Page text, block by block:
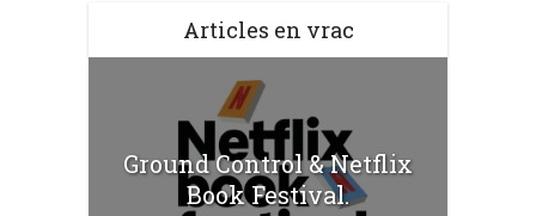
Articles en vrac
Ground Control & Netflix
Book Festival.